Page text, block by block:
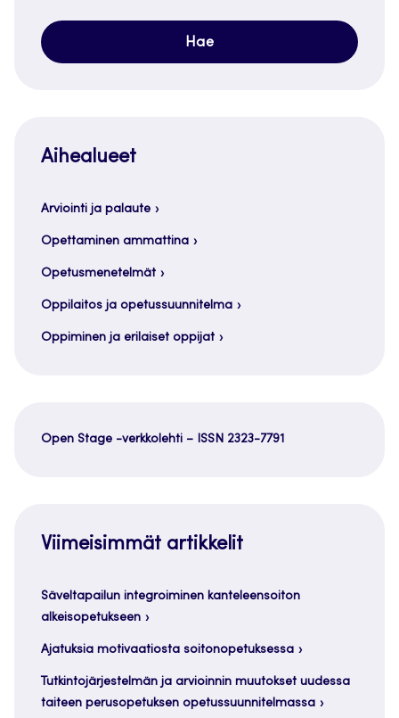
Aihealueet
Arviointi ja palaute
Opettaminen ammattina
Opetusmenetelmät
Oppilaitos ja opetussuunnitelma
Oppiminen ja erilaiset oppijat
Open Stage -verkkolehti – ISSN 2323-7791
Viimeisimmät artikkelit
Säveltapailun integroiminen kanteleensoiton
alkeisopetukseen
Ajatuksia motivaatiosta soitonopetuksessa
Tutkintojärjestelmän ja arvioinnin muutokset uudessa
taiteen perusopetuksen opetussuunnitelmassa